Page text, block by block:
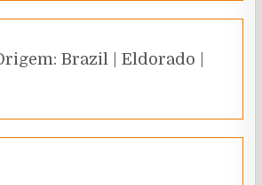
Brazil | Eldorado |